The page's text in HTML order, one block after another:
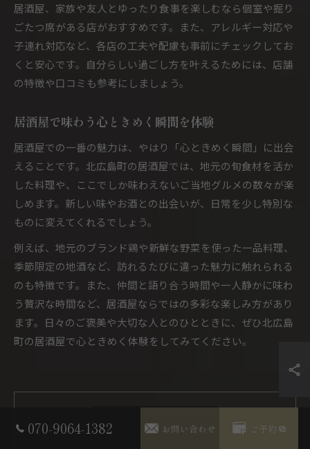
居酒屋、家族や友人とゆったり食事を楽しむなら個室や掘り
ごたつ席がある店がおすすめです。また、アレルギー対応や
子連れ対応など、各店の工夫や配慮も事前にチェックしてお
くと安心です。自分らしい過ごし方を叶えるためには、店舗
の特徴や口コミも参考にしましょう。
居酒屋で味わう心ときめく瞬間を体験
居酒屋での一番の魅力は、やはり「心ときめく瞬間」に出会
えることです。北広島町の居酒屋では、地元の旬食材を活か
した料理や、ここでしか味わえないご当地グルメの数々が楽
しめます。新しい味やお酒との出会いが、日常を少し特別な
ものに変えてくれるでしょう。
例えば、地元のブランド鶏や新鮮な野菜を使った一品料理、
季節限定の地酒など、訪れるたびに違った魅力に触れられる
のも特徴です。また、仲間と語り合う時間や一人静かに味わ
う贅沢な時間など、居酒屋ならではの多彩な楽しみ方があり
ます。日々のご褒美や大切な人とのひとときに、ぜひ北広島
町の居酒屋で心ときめく体験をしてみてください。
070-9064-1382 お問い合わせ ご予約